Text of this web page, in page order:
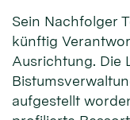
Sein Nachfolger
künftig
Ausrichtung. Die
aufgestellt